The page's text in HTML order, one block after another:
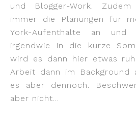
und Blogger-Work.
immer die Planungen für
York-Aufenthalte an
irgendwie in die kurze
wird es dann hier etwas
Arbeit dann im Background
es aber dennoch.
aber nicht…